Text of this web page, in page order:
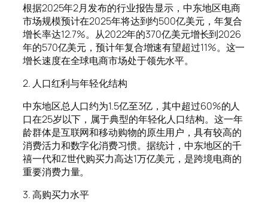
根据2025年2月发布的行业报告显示，中东地区电商
市场规模预计在2025年将达到约500亿美元，年复合
增长率达12.7%。从2022年的370亿美元增长到2026
年的570亿美元，预计年复合增速有望超过11%。这一
增长速度在全球电商市场处于领先水平。
2. 人口红利与年轻化结构
中东地区总人口约为1.5亿至3亿，其中超过60%的人
口在25岁以下，属于典型的年轻化人口结构。这一年
龄群体是互联网和移动购物的原生用户，具有较高的
消费活力和数字化消费习惯。据统计，中东地区的千
禧一代和Z世代购买力高达1万亿美元，是跨境电商的
重要消费力量。
3. 高购买力水平